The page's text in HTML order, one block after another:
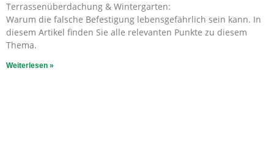
Terrassenüberdachung & Wintergarten:
Warum die falsche Befestigung lebensgefährlich sein kann. In
diesem Artikel finden Sie alle relevanten Punkte zu diesem
Thema.
Weiterlesen »